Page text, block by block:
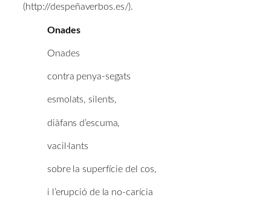
(http://despeñaverbos.es/).
Onades
Onades
contra penya-segats
esmolats, silents,
diàfans d’escuma,
vacil·lants
sobre la superfície del cos,
i l’erupció de la no-carícia